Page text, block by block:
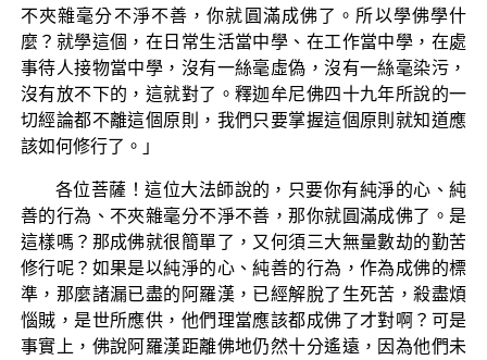
不夾雜毫分不淨不善，你就圓滿成佛了。所以學佛學什
麼？就學這個，在日常生活當中學、在工作當中學，在處
事待人接物當中學，沒有一絲毫虛偽，沒有一絲毫染污，
沒有放不下的，這就對了。釋迦牟尼佛四十九年所說的一
切經論都不離這個原則，我們只要掌握這個原則就知道應
該如何修行了。」
各位菩薩！這位大法師說的，只要你有純淨的心、純
善的行為、不夾雜毫分不淨不善，那你就圓滿成佛了。是
這樣嗎？那成佛就很簡單了，又何須三大無量數劫的勤苦
修行呢？如果是以純淨的心、純善的行為，作為成佛的標
準，那麼諸漏已盡的阿羅漢，已經解脫了生死苦，殺盡煩
惱賊，是世所應供，他們理當應該都成佛了才對啊？可是
事實上，佛說阿羅漢距離佛地仍然十分遙遠，因為他們未